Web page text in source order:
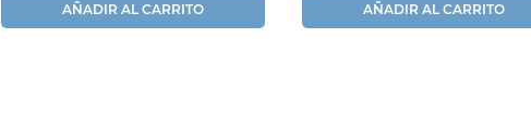
AÑADIR AL CARRITO AÑADIR AL CARRITO